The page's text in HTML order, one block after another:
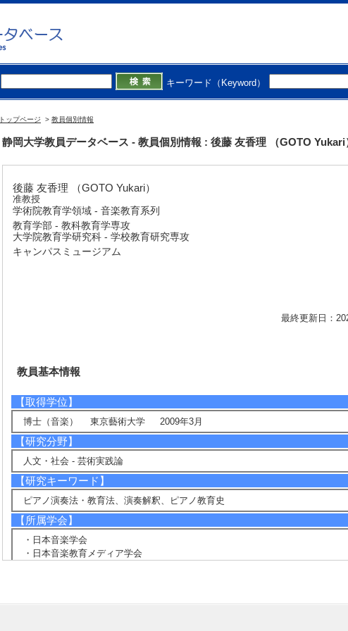
キーワード（Keyword）
トップページ > 教員個別情報
静岡大学教員データベース - 教員個別情報 : 後藤 友香理 （GOTO Yukari
後藤 友香理 （GOTO Yukari）
准教授
学術院教育学領域 - 音楽教育系列
教育学部 - 教科教育学専攻
大学院教育学研究科 - 学校教育研究専攻
キャンパスミュージアム
最終更新日：
教員基本情報
【取得学位】
博士（音楽） 東京藝術大学 2009年3月
【研究分野】
人文・社会 - 芸術実践論
【研究キーワード】
ピアノ演奏法・教育法、演奏解釈、ピアノ教育史
【所属学会】
・日本音楽学会
・日本音楽教育メディア学会